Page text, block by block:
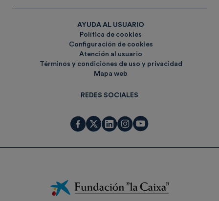
AYUDA AL USUARIO
Política de cookies
Configuración de cookies
Atención al usuario
Términos y condiciones de uso y privacidad
Mapa web
REDES SOCIALES
Fundación
La